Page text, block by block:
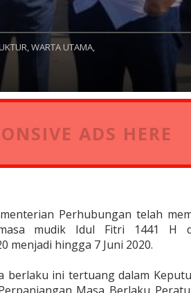
WARTA UTAMA,
ADS HERE
Perhubungan telah
mudik Idul Fitri 1441 H
menjadi hingga 7 Juni 2020.
berlaku ini tertuang dalam